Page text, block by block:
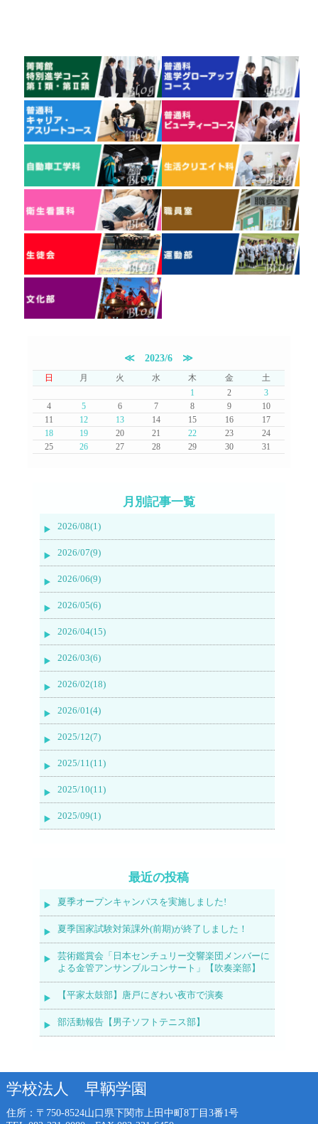
≪2023/6 ≫
日 月 火 水 木 金
土
1
2
3
4
5 6 7 8 9
10
11
12 13 14 15 16
17
18
19 20 21 22 23
24
25
26 27 28 29 30 31
月別記事一覧
2026/08(1)
2026/07(9)
2026/06(9)
2026/05(6)
2026/04(15)
2026/03(6)
2026/02(18)
2026/01(4)
2025/12(7)
2025/11(11)
2025/10(11)
2025/09(1)
最近の投稿
夏季オープンキャンパスを実施しました!
夏季国家試験対策課外(前期)が終了しました！
芸術鑑賞会「日本センチュリー交響楽団メンバーに
よる金管アンサンブルコンサート」【吹奏楽部】
【平家太鼓部】唐戸にぎわい夜市で演奏
部活動報告【男子ソフトテニス部】
学校法人 早鞆学園
住所：〒750-8524山口県下関市上田中町8丁目3番1号